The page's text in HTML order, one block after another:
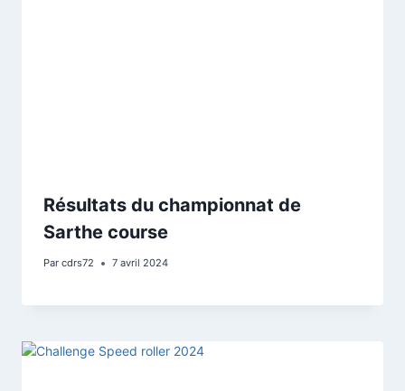
Résultats du championnat de
Sarthe course
Par cdrs72 7 avril 2024